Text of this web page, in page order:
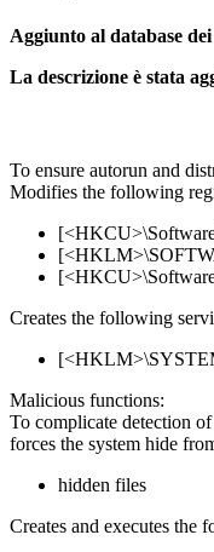
Aggiunto al database
La descrizione è stata
To ensure autorun and
Modifies the following
Creates the following
Malicious functions:
To complicate detection
forces the system hide
hidden files
Creates and executes the